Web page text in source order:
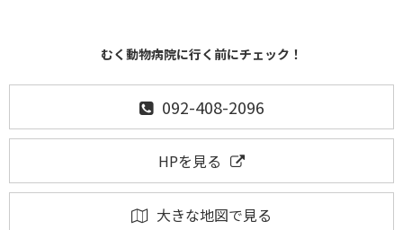
むく動物病院に行く前にチェック！
092-408-2096
HPを見る
大きな地図で見る